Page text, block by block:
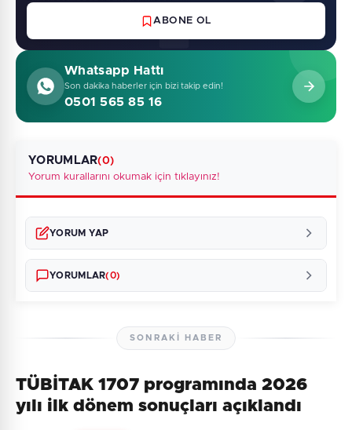
ABONE OL
Whatsapp Hattı
Son dakika haberler için bizi takip edin!
0501 565 85 16
YORUMLAR(0)
Yorum kurallarını okumak için tıklayınız!
YORUM YAP
YORUMLAR(0)
Henüz yorum yapılmamış. İlk yorumu siz yapın!
SONRAKI HABER
TÜBİTAK 1707 programında 2026
yılı ilk dönem sonuçları açıklandı